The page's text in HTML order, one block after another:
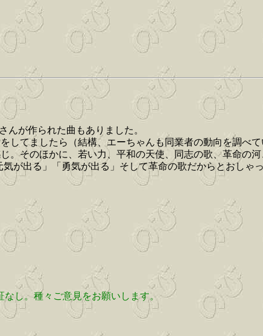
んが作られた曲もありました。
してましたら（結構、エーちゃんも同業者の動向を調べ
。そのほかに、若い力、平和の天使、同志の歌、革命の
が出る」「勇気が出る」そして革命の歌だからとおしゃ
し。種々ご意見をお願いします。